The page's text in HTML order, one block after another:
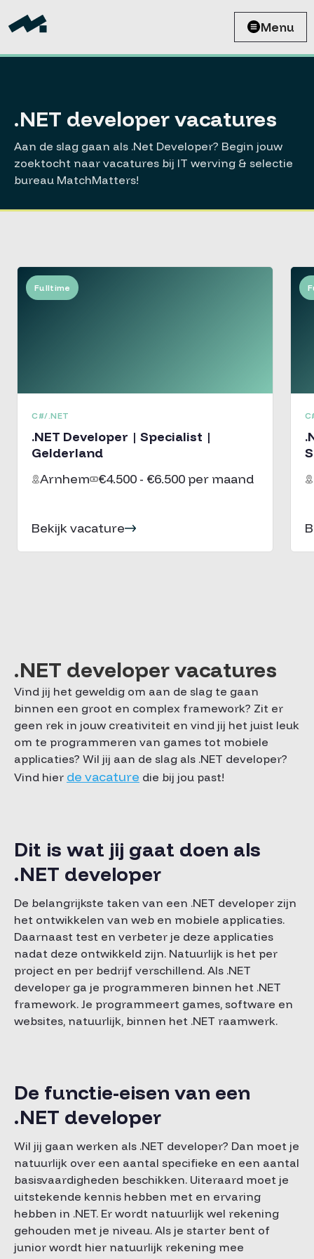
Menu
.NET developer vacatures
Aan de slag gaan als .Net Developer? Begin jouw
zoektocht naar vacatures bij IT werving & selectie
bureau MatchMatters!
Fulltime
C#/.NET
.NET Developer | Specialist |
Gelderland
Arnhem
€4.500 - €6.500 per maand
Bekijk vacature
.NET developer vacatures
Vind jij het geweldig om aan de slag te gaan
binnen een groot en complex framework? Zit er
geen rek in jouw creativiteit en vind jij het juist leuk
om te programmeren van games tot mobiele
applicaties? Wil jij aan de slag als .NET developer?
Vind hier de vacature die bij jou past!
Dit is wat jij gaat doen als
.NET developer
De belangrijkste taken van een .NET developer zijn
het ontwikkelen van web en mobiele applicaties.
Daarnaast test en verbeter je deze applicaties
nadat deze ontwikkeld zijn. Natuurlijk is het per
project en per bedrijf verschillend. Als .NET
developer ga je programmeren binnen het .NET
framework. Je programmeert games, software en
websites, natuurlijk, binnen het .NET raamwerk.
De functie-eisen van een
.NET developer
Wil jij gaan werken als .NET developer? Dan moet je
natuurlijk over een aantal specifieke en een aantal
basisvaardigheden beschikken. Uiteraard moet je
uitstekende kennis hebben met en ervaring
hebben in .NET. Er wordt natuurlijk wel rekening
gehouden met je niveau. Als je starter bent of
junior wordt hier natuurlijk rekening mee